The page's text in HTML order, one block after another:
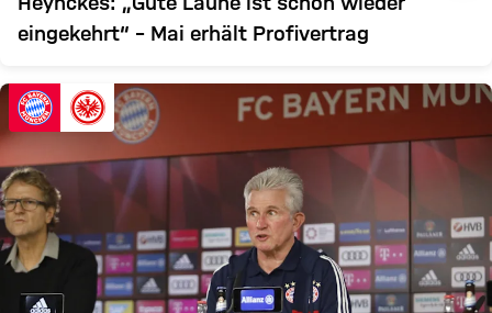
eingekehrt“ – Mai erhält Profivertrag